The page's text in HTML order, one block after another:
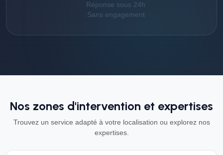
Réponse sous 24h
Sans engagement
Nos zones d'intervention et expertises
Trouvez un service adapté à votre localisation ou explorez nos
expertises.